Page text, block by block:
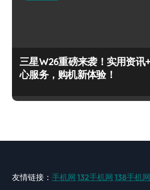
三星W26重磅来袭！实用资讯
心服务，购机新体验！
友情链接： 手机网 132手机网 138手机网